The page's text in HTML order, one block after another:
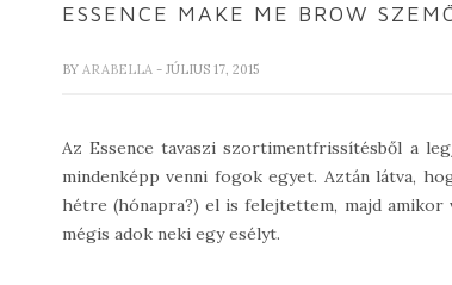
ESSENCE MAKE ME BROW
BY ARABELLA - JÚLIUS 17, 2015
Az Essence tavaszi szortimentfrissítésből a
mindenképp venni fogok egyet. Aztán látva,
hétre (hónapra?) el is felejtettem, majd
mégis adok neki egy esélyt.